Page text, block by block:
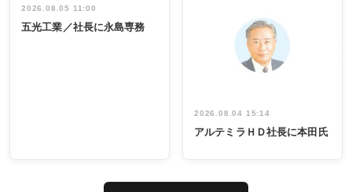
インタビュ
ー／社内ア
祝う 業界関
係者ら220人
出席
2026.08.05 11:00
五光工業／社長に永島専務
2026.08.04 15:14
アルテミラＨＤ社長に本田氏